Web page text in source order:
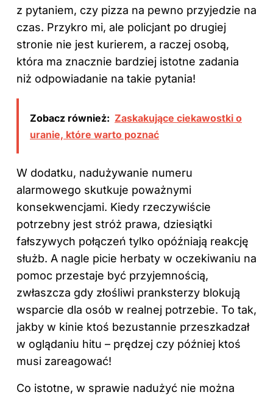
z pytaniem, czy pizza na pewno przyjedzie na
czas. Przykro mi, ale policjant po drugiej
stronie nie jest kurierem, a raczej osobą,
która ma znacznie bardziej istotne zadania
niż odpowiadanie na takie pytania!
Zobacz również: Zaskakujące ciekawostki o
uranie, które warto poznać
W dodatku, nadużywanie numeru
alarmowego skutkuje poważnymi
konsekwencjami. Kiedy rzeczywiście
potrzebny jest stróż prawa, dziesiątki
fałszywych połączeń tylko opóźniają reakcję
służb. A nagle picie herbaty w oczekiwaniu na
pomoc przestaje być przyjemnością,
zwłaszcza gdy złośliwi pranksterzy blokują
wsparcie dla osób w realnej potrzebie. To tak,
jakby w kinie ktoś bezustannie przeszkadzał
w oglądaniu hitu – prędzej czy później ktoś
musi zareagować!
Co istotne, w sprawie nadużyć nie można